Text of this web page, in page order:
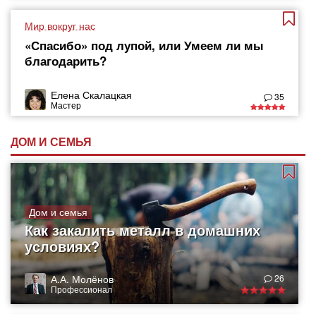
Мир вокруг нас
«Спасибо» под лупой, или Умеем ли мы
благодарить?
Елена Скалацкая
Мастер
35
ДОМ И СЕМЬЯ
Дом и семья
Как закалить металл в домашних
условиях?
А.А. Молёнов
Профессионал
26